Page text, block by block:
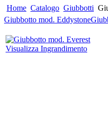
Home Catalogo Giubbotti
Giubbotto mod. Eddystone
Visualizza Ingrandimento